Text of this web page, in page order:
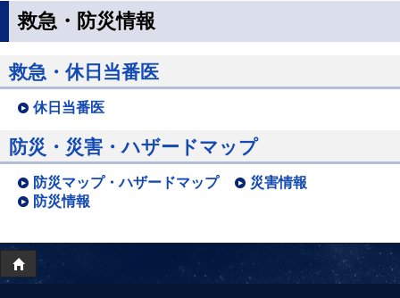
救急・防災情報
救急・休日当番医
休日当番医
防災・災害・ハザードマップ
防災マップ・ハザードマップ
災害情報
防災情報